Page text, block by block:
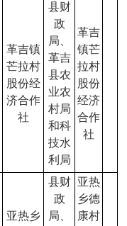
革吉镇
芒拉村
股份经
济合作
社
县财
政
局、
革吉
县农
业农
村局
和科
技水
利局
革吉
镇芒
拉村
股份
经济
合作
社
亚热乡
县财
政
局、
亚热
乡德
康村